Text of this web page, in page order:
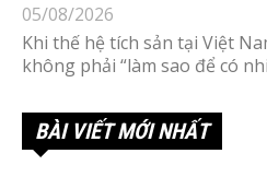
05/08/2026
Khi thế hệ tích sản tại Việt
không phải “làm sao để có
BÀI VIẾT MỚI NHẤT